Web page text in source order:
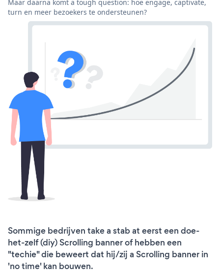
Maar daarna komt a tough question: hoe engage, captivate,
turn en meer bezoekers te ondersteunen?
Sommige bedrijven take a stab at eerst een doe-
het-zelf (diy) Scrolling banner of hebben een
"techie" die beweert dat hij/zij a Scrolling banner in
'no time' kan bouwen.